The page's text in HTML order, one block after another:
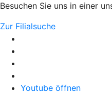
Besuchen Sie uns in einer
Zur Filialsuche
Youtube öffnen